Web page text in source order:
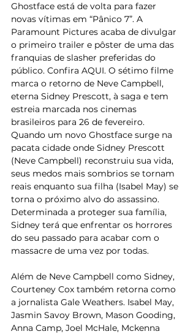
Ghostface está de volta para fazer
novas vítimas em “Pânico 7”. A
Paramount Pictures acaba de divulgar
o primeiro trailer e pôster de uma das
franquias de slasher preferidas do
público. Confira AQUI. O sétimo filme
marca o retorno de Neve Campbell,
eterna Sidney Prescott, à saga e tem
estreia marcada nos cinemas
brasileiros para 26 de fevereiro.
Quando um novo Ghostface surge na
pacata cidade onde Sidney Prescott
(Neve Campbell) reconstruiu sua vida,
seus medos mais sombrios se tornam
reais enquanto sua filha (Isabel May) se
torna o próximo alvo do assassino.
Determinada a proteger sua família,
Sidney terá que enfrentar os horrores
do seu passado para acabar com o
massacre de uma vez por todas.
Além de Neve Campbell como Sidney,
Courteney Cox também retorna como
a jornalista Gale Weathers. Isabel May,
Jasmin Savoy Brown, Mason Gooding,
Anna Camp, Joel McHale, Mckenna